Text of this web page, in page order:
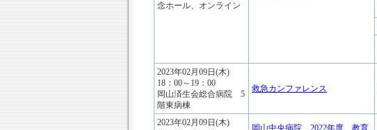
念ホール、オンライン
2023年02月09日(木)
18：00～19：00
岡山済生会総合病院 5
階東病棟
救急カンファレンス
2023年02月09日(木)
岡山中央病院 2022年度 教育